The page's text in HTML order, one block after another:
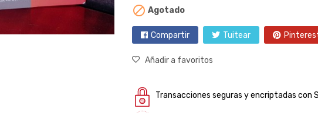
 Agotado
Compartir Tuitear
Añadir a favoritos
Transacciones seguras y encriptadas con